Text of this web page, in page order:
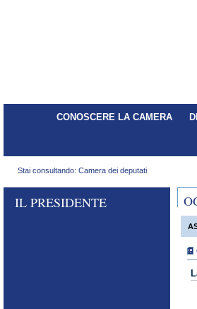
CONOSCERE LA CAMERA
Stai consultando: Camera dei deputati
IL PRESIDENTE